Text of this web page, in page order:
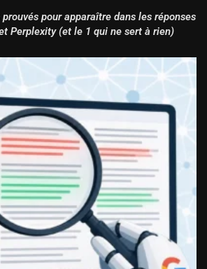
pour apparaître dans les réponses
Perplexity (et le 1 qui ne sert à rien)